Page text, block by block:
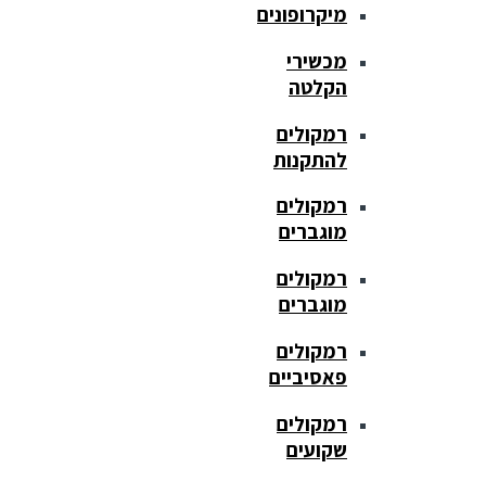
מיקרופונים
מכשירי
הקלטה
רמקולים
להתקנות
רמקולים
מוגברים
רמקולים
מוגברים
רמקולים
פאסיביים
רמקולים
שקועים